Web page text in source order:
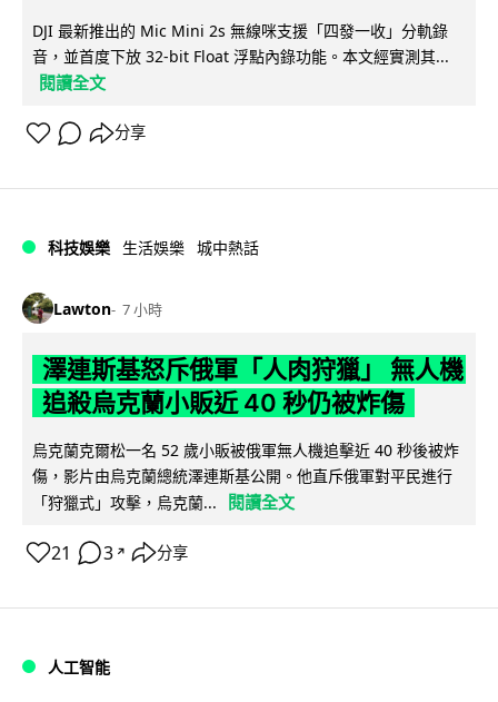
DJI 最新推出的 Mic Mini 2s 無線咪支援「四發一收」分軌錄
音，並首度下放 32-bit Float 浮點內錄功能。本文經實測其...
閱讀全文
分享
科技娛樂 生活娛樂 城中熱話
Lawton 7 小時
澤連斯基怒斥俄軍「人肉狩獵」 無人機
追殺烏克蘭小販近 40 秒仍被炸傷
烏克蘭克爾松一名 52 歲小販被俄軍無人機追擊近 40 秒後被炸
傷，影片由烏克蘭總統澤連斯基公開。他直斥俄軍對平民進行
「狩獵式」攻擊，烏克蘭...
閱讀全文
21 3 ↗ 分享
人工智能